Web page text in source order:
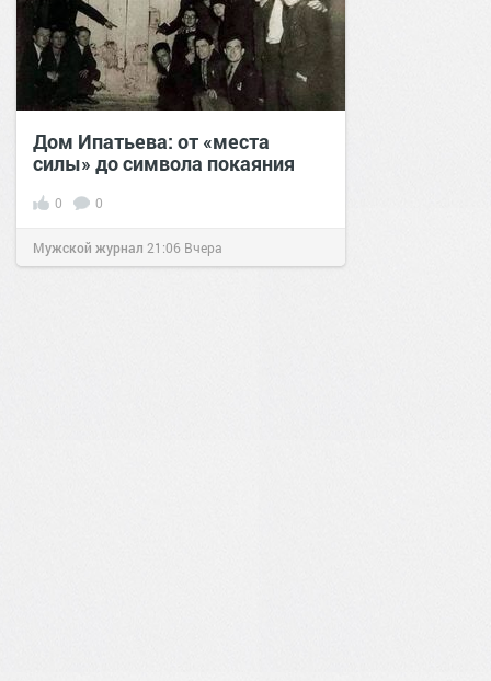
Дом Ипатьева: от «места
силы» до символа покаяния
0 0
Мужской журнал 21:06 Вчера